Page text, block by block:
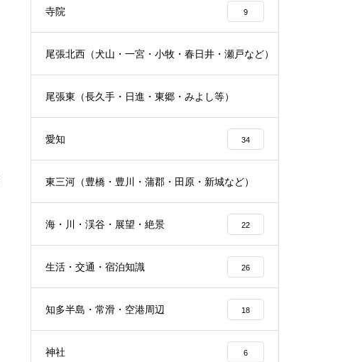
寺院 9
尾張北西（犬山・一宮・小牧・春日井・瀬戸など）
尾張東（長久手・日進・東郷・みよし等）
愛知 34
東三河（豊橋・豊川・蒲郡・田原・新城など）
海・川・渓谷・展望・絶景 22
生活・交通・宿泊知識 26
知多半島・常滑・空港周辺 18
神社 6